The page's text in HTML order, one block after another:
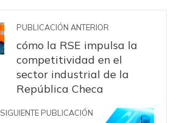
PUBLICACIÓN ANTERIOR
cómo la RSE impulsa la
competitividad en el
sector industrial de la
República Checa
SIGUIENTE PUBLICACIÓN